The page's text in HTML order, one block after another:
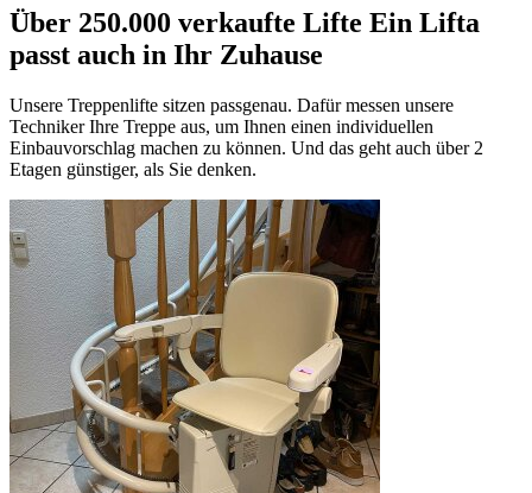
Über 250.000 verkaufte Lifte Ein Lifta
passt auch in Ihr Zuhause
Unsere Treppenlifte sitzen passgenau. Dafür messen unsere
Techniker Ihre Treppe aus, um Ihnen einen individuellen
Einbauvorschlag machen zu können. Und das geht auch über 2
Etagen günstiger, als Sie denken.